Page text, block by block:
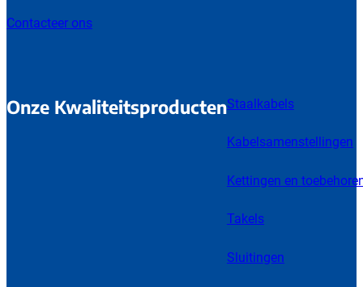
Contacteer ons
Onze KwaliteitsproductenStaalkabels
Kabelsamenstellingen
Kettingen en
Takels
Sluitingen